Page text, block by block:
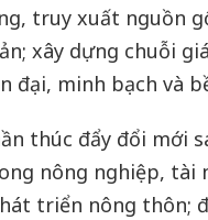
truy xuất nguồn
xây dựng chuỗi
đại, minh bạch và
thúc đẩy đổi mới
nông nghiệp, tài
triển nông thôn;